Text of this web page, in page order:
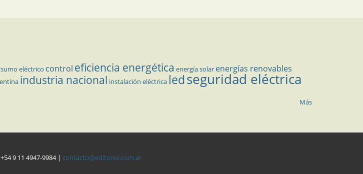
eléctrico control eficiencia energética energía solar energías renovables
industria nacional instalación eléctrica ledseguridad eléctrica
Más
9 11 4947-9984 | contacto@editores.com.ar